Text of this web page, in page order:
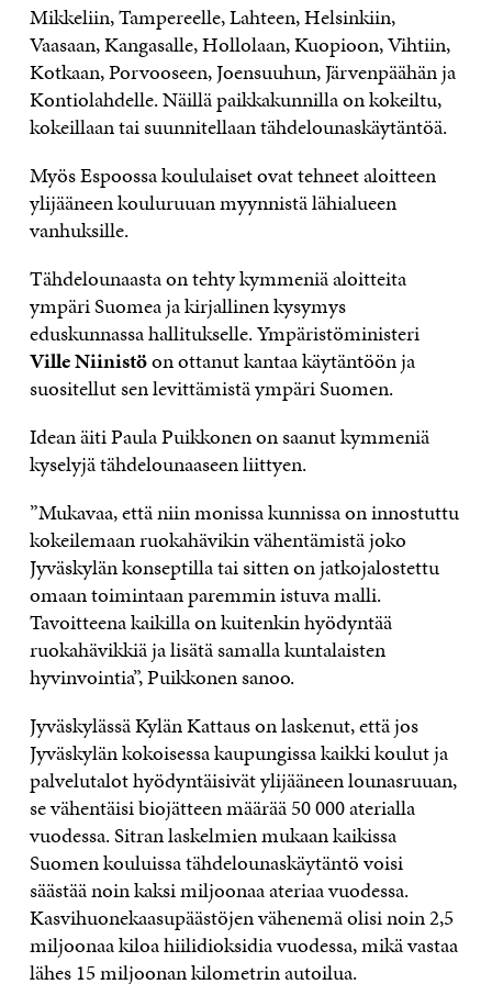
Mikkeliin, Tampereelle, Lahteen, Helsinkiin,
Vaasaan, Kangasalle, Hollolaan, Kuopioon, Vihtiin,
Kotkaan, Porvooseen, Joensuuhun, Järvenpäähän ja
Kontiolahdelle. Näillä paikkakunnilla on kokeiltu,
kokeillaan tai suunnitellaan tähdelounaskäytäntöä.
Myös Espoossa koululaiset ovat tehneet aloitteen
ylijääneen kouluruuan myynnistä lähialueen
vanhuksille.
Tähdelounaasta on tehty kymmeniä aloitteita
ympäri Suomea ja kirjallinen kysymys
eduskunnassa hallitukselle. Ympäristöministeri
Ville Niinistöon ottanut kantaa käytäntöön ja
suositellut sen levittämistä ympäri Suomen.
Idean äiti Paula Puikkonen on saanut kymmeniä
kyselyjä tähdelounaaseen liittyen.
”Mukavaa, että niin monissa kunnissa on innostuttu
kokeilemaan ruokahävikin vähentämistä joko
Jyväskylän konseptilla tai sitten on jatkojalostettu
omaan toimintaan paremmin istuva malli.
Tavoitteena kaikilla on kuitenkin hyödyntää
ruokahävikkiä ja lisätä samalla kuntalaisten
hyvinvointia”, Puikkonen sanoo.
Jyväskylässä Kylän Kattaus on laskenut, että jos
Jyväskylän kokoisessa kaupungissa kaikki koulut ja
palvelutalot hyödyntäisivät ylijääneen lounasruuan,
se vähentäisi biojätteen määrää 50 000 aterialla
vuodessa. Sitran laskelmien mukaan kaikissa
Suomen kouluissa tähdelounaskäytäntö voisi
säästää noin kaksi miljoonaa ateriaa vuodessa.
Kasvihuonekaasupäästöjen vähenemä olisi noin 2,5
miljoonaa kiloa hiilidioksidia vuodessa, mikä vastaa
lähes 15 miljoonan kilometrin autoilua.